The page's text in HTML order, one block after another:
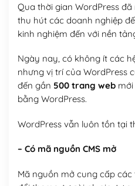
Qua thời gian WordPress
thu hút các doanh nghiệp
kinh nghiệm đến với nền
Ngày nay, có không ít các
nhưng vị trí của WordPress
đến gần 500 trang webmới
bằng WordPress.
WordPress vẫn luôn tồn tại
– Có mã nguồn CMS mở
Mã nguồn mở cung cấp